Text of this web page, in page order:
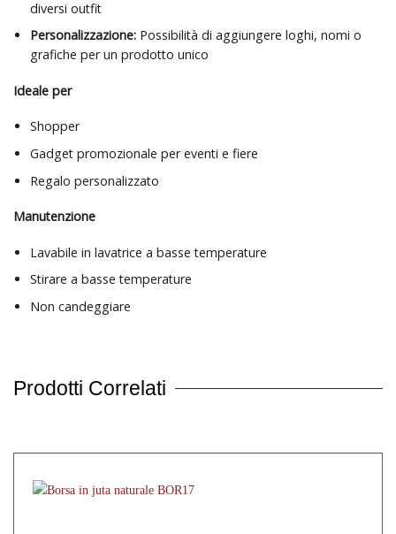
diversi outfit
Personalizzazione:Possibilità di aggiungere loghi, nomi o
grafiche per un prodotto unico
Ideale per
Shopper
Gadget promozionale per eventi e fiere
Regalo personalizzato
Manutenzione
Lavabile in lavatrice a basse temperature
Stirare a basse temperature
Non candeggiare
Prodotti Correlati